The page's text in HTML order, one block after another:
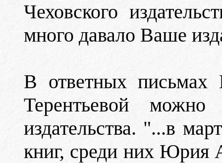
Чеховского
много давало Ваше
В ответных
Терентьевой
издательства. "...в
книг, среди них Юрия